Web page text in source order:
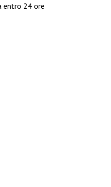
entro 24 ore